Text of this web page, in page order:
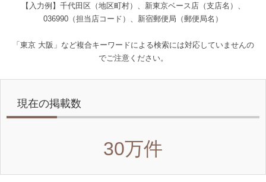
【入力例】千代田区（地区町村）、新東京ベース店（支店名）、
036990（担当店コード）、新宿郵便局（郵便局名）
「東京 大阪」など複合キーワードによる検索には対応していませんの
でご注意ください。
現在の掲載数
30万件